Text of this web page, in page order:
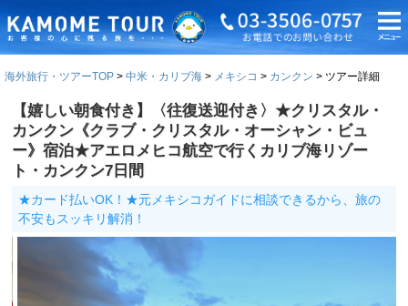
海外旅行・ツアーTOP 中米・カリブ海 メキシコ カンクン ツアー詳細
【嬉しい朝食付き】〈往復送迎付き〉★クリスタル・
カンクン《クラブ・クリスタル・オーシャン・ビュ
ー》宿泊★アエロメヒコ航空で行くカリブ海リゾー
ト・カンクン7日間
★カード払いOK！★元メキシコガイドに相談できるから、旅の
不安もスッキリ解消！